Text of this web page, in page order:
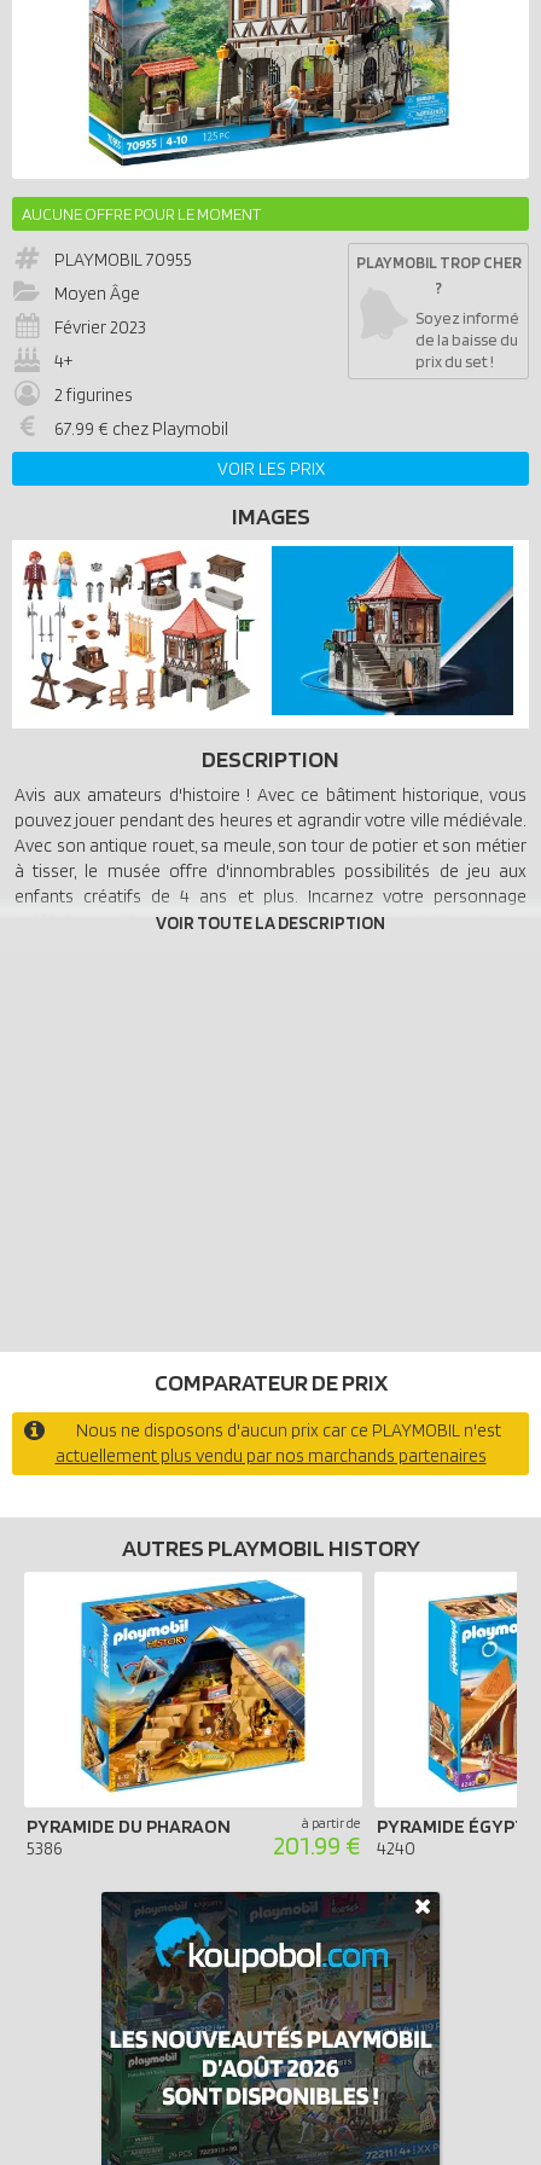
AUCUNE OFFRE POUR LE MOMENT
PLAYMOBIL70955
Moyen Âge
Février 2023
4+
2 figurines
67.99 € chez Playmobil
PLAYMOBIL TROP CHER
?
Soyez informé
de la baisse du
prix du set !
VOIR LES PRIX
IMAGES
DESCRIPTION
Avis aux amateurs d'histoire ! Avec ce bâtiment historique, vous
pouvez jouer pendant des heures et agrandir votre ville médiévale.
Avec son antique rouet, sa meule, son tour de potier et son métier
à tisser, le musée offre d'innombrables possibilités de jeu aux
enfants créatifs de 4 ans et plus. Incarnez votre personnage
préféré ou guidez les visiteurs dans le musée, l'imagination n'a pas
COMPARATEUR DE PRIX
Nous ne disposons d'aucun prix car ce PLAYMOBIL n'est
actuellement plus vendu par nos marchands partenaires
AUTRES PLAYMOBIL HISTORY
PYRAMIDE DU PHARAON
5386
à partir de
201.99 €
PYRAMIDE
4240